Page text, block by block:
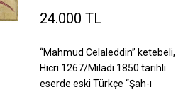
24.000 TL
“Mahmud Celaleddin” ketebeli,
Hicri 1267/Miladi 1850 tarihli
eserde eski Türkçe “Şah-ı